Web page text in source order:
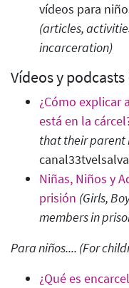
vídeos para
(articles,
incarceration)
Vídeos y podcasts
¿Cómo explicar
está en la
that their parent
Niñas, Niños y
prisión (Girls,
members in
Para niños.... (For
¿Qué es